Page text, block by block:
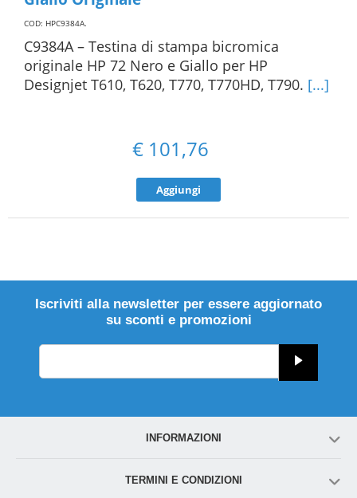
COD: HPC9384A.
C9384A – Testina di stampa bicromica
originale HP 72 Nero e Giallo per HP
Designjet T610, T620, T770, T770HD, T790. [...]
€ 101,76
Aggiungi
Iscriviti alla newsletter per essere aggiornato
su sconti e promozioni
INFORMAZIONI
TERMINI E CONDIZIONI